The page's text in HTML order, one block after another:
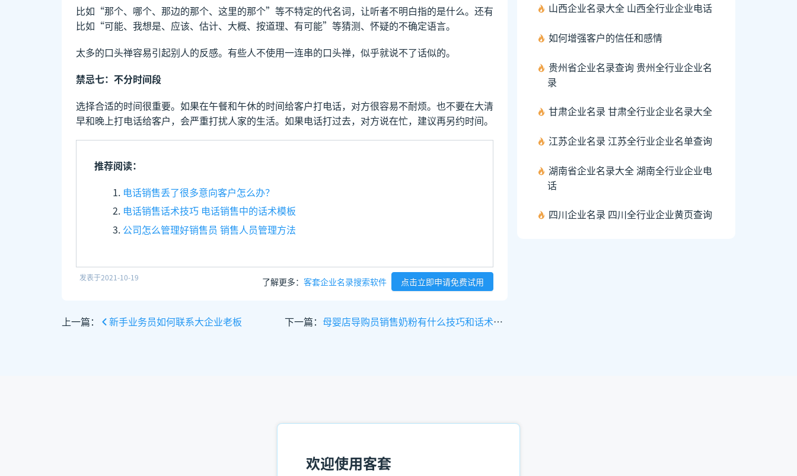
比如“那个、哪个、那边的那个、这里的那个”等不特定的代名词，让听者不明白指的是什么。还有
比如“可能、我想是、应该、估计、大概、按道理、有可能”等猜测、怀疑的不确定语言。
太多的口头禅容易引起别人的反感。有些人不使用一连串的口头禅，似乎就说不了话似的。
禁忌七：不分时间段
选择合适的时间很重要。如果在午餐和午休的时间给客户打电话，对方很容易不耐烦。也不要在大清
早和晚上打电话给客户，会严重打扰人家的生活。如果电话打过去，对方说在忙，建议再另约时间。
推荐阅读：
电话销售丢了很多意向客户怎么办？
电话销售话术技巧 电话销售中的话术模板
公司怎么管理好销售员 销售人员管理方法
发表于2021-10-19 了解更多： 客套企业名录搜索软件 点击立即申请免费试用
上一篇： 新手业务员如何联系大企业老板 下一篇： 母婴店导购员销售奶粉有什么技巧和话术？
山西企业名录大全 山西全行业企业电话
如何增强客户的信任和感情
贵州省企业名录查询 贵州全行业企业名
录
甘肃企业名录 甘肃全行业企业名录大全
江苏企业名录 江苏全行业企业名单查询
湖南省企业名录大全 湖南全行业企业电
话
四川企业名录 四川全行业企业黄页查询
欢迎使用客套